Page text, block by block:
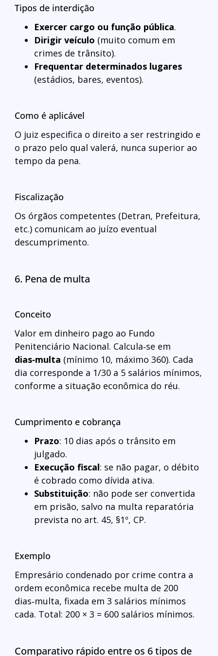
Tipos de interdição
Exercer cargo ou função pública.
Dirigir veículo (muito comum em
crimes de trânsito).
Frequentar determinados lugares
(estádios, bares, eventos).
Como é aplicável
O juiz especifica o direito a ser restringido e
o prazo pelo qual valerá, nunca superior ao
tempo da pena.
Fiscalização
Os órgãos competentes (Detran, Prefeitura,
etc.) comunicam ao juízo eventual
descumprimento.
6. Pena de multa
Conceito
Valor em dinheiro pago ao Fundo
Penitenciário Nacional. Calcula‑se em
dias‑multa (mínimo 10, máximo 360). Cada
dia corresponde a 1/30 a 5 salários mínimos,
conforme a situação econômica do réu.
Cumprimento e cobrança
Prazo: 10 dias após o trânsito em
julgado.
Execução fiscal: se não pagar, o débito
é cobrado como dívida ativa.
Substituição: não pode ser convertida
em prisão, salvo na multa reparatória
prevista no art. 45, §1º, CP.
Exemplo
Empresário condenado por crime contra a
ordem econômica recebe multa de 200
dias‑multa, fixada em 3 salários mínimos
cada. Total: 200 × 3 = 600 salários mínimos.
Comparativo rápido entre os 6 tipos de